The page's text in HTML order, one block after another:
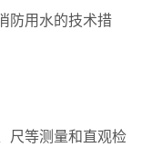
防用水的技术措
尺等测量和直观检